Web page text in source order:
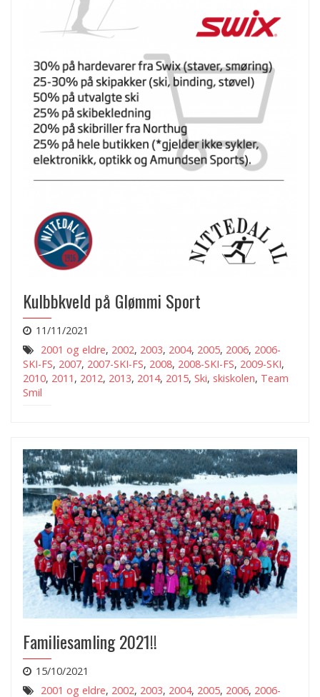
Kulbbkveld på Glømmi Sport
11/11/2021
2001 og eldre, 2002, 2003, 2004, 2005, 2006, 2006-
SKI-FS, 2007, 2007-SKI-FS, 2008, 2008-SKI-FS, 2009-SKI,
2010, 2011 , 2012, 2013, 2014, 2015, Ski, skiskolen, Team
Smil
Familiesamling 2021!!
15/10/2021
2001 og eldre, 2002, 2003, 2004, 2005, 2006, 2006-